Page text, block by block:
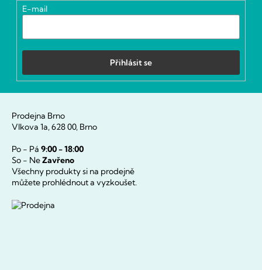
E-mail
Přihlásit se
Prodejna Brno
Vlkova 1a, 628 00, Brno
Po - Pá 9:00 - 18:00
So - NeZavřeno
Všechny produkty si na prodejně
můžete prohlédnout a vyzkoušet.